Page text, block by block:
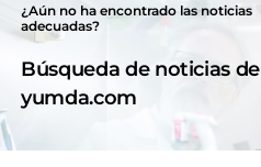
¿Aún no ha encontrado las noticias
adecuadas?
Búsqueda de noticias de
yumda.com